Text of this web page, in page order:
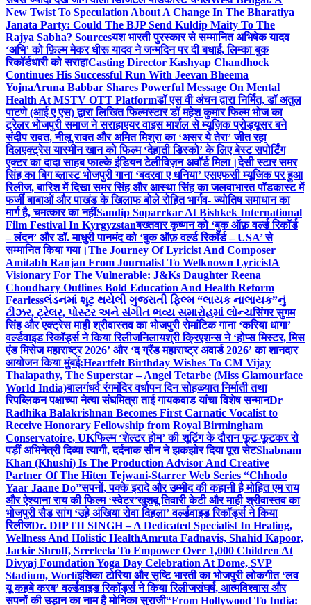
New Twist To Speculation About A Change In The Bharatiya
Janata Party: Could The BJP Send Kuldip Maity To The
Rajya Sabha? Sourcesयश भारती पुरस्कार से सम्मानित अभिषेक यादव
‘अभि’ को फ़िल्म मेकर धीरू यादव ने जन्मदिन पर दी बधाई, लिम्का बुक
रिकॉर्डधारी को सराहाCasting Director Kashyap Chandhock
Continues His Successful Run With Jeevan Bheema
YojnaAruna Babbar Shares Powerful Message On Mental
Health At MSTV OTT Platformडॉ एस वी अंचन द्वारा निर्मित, डॉ अतुल
पाटणे (आई ए एस) द्वारा लिखित फिल्मस्टार डॉ महेश कुमार फिल्म भोज का
ट्रेलर भोजपुरी समाज ने सराहाएयर वाइस मार्शल से म्यूज़िक प्रोड्यूसर बने
संदीप रावत, नीलू रावत और अमित मिश्रा का ‘असर ये तेरा’ जीत रहा
दिलएक्ट्रेस यास्मीन खान को फिल्म ‘देहाती डिस्को’ के लिए बेस्ट सपोर्टिंग
एक्टर का दादा साहब फाल्के इंडियन टेलीविज़न अवॉर्ड मिला।देसी स्टार समर
सिंह का बिग ब्लास्ट भोजपुरी गाना ‘बदरवा ए धनिया’ एसएफसी म्यूजिक पर हुआ
रिलीज, बारिश में दिखा समर सिंह और आस्था सिंह का जलवाभारत पॉडकास्ट में
फर्जी बाबाओं और पाखंड के खिलाफ बोले रोहित भार्गव- ज्योतिष समाधान का
मार्ग है, चमत्कार का नहींSandip Soparrkar At Bishkek International
Film Festival In Kyrgyzstanबख्तवार कृष्णन को ‘बुक ऑफ़ वर्ल्ड रिकॉर्ड
– लंदन’ और डॉ. माधुरी पानमंद को ‘बुक ऑफ़ वर्ल्ड रिकॉर्ड – USA’ से
सम्मानित किया गया।The Journey Of Lyricist And Composer
Amitabh Ranjan From Journalist To Welknown LyricistA
Visionary For The Vulnerable: J&Ks Daughter Reena
Choudhary Outlines Bold Education And Health Reform
Fearlessલંડનમાં શૂટ થયેલી ગુજરાતી ફિલ્મ “લાયક નાલાયક”નું
ટીઝર, ટ્રેલર, પોસ્ટર અને સંગીત ભવ્ય સમારોહમાં લોન્ચसिंगर सुगम
सिंह और एक्ट्रेस माही श्रीवास्तव का भोजपुरी रोमांटिक गाना ‘करिया धागा’
वर्ल्डवाइड रिकॉर्ड्स ने किया रिलीजनिलायश्री क्रिएशन्स ने ‘होप्स मिस्टर, मिस
एंड मिसेज महाराष्ट्र 2026’ और ‘द ग्रैंड महाराष्ट्र अवार्ड 2026’ का शानदार
आयोजन किया मुंबई:Heartfelt Birthday Wishes To CM Vijay
Thalapathy, The Superstar – Angel Tetarbe (Miss Glamourface
World India)बालगंधर्व रंगमंदिर वर्धापन दिन सोहळ्यात निर्माती तथा
रिपब्लिकन पक्षाच्या नेत्या संघमित्रा ताई गायकवाड यांचा विशेष सन्मानDr
Radhika Balakrishnan Becomes First Carnatic Vocalist to
Receive Honorary Fellowship from Royal Birmingham
Conservatoire, UKफिल्म ‘शेल्टर होम’ की शूटिंग के दौरान फूट-फूटकर रो
पड़ीं अभिनेत्री दिव्या त्यागी, दर्दनाक सीन ने झकझोर दिया पूरा सेटShabnam
Khan (Khushi) Is The Production Advisor And Creative
Partner Of The Hiten Tejwani-Starrer Web Series “Chhodo
Yaar Jaane Do”सपनों, पक्के इरादे और उम्मीद की कहानी है मोहित एम राय
और ऐश्याना राय की फिल्म ‘स्वेटर’खुशबू तिवारी केटी और माही श्रीवास्तव का
भोजपुरी सैड सांग ‘उहे अंखिया रोवा दिहला’ वर्ल्डवाइड रिकॉर्ड्स ने किया
रिलीजDr. DIPTII SINGH – A Dedicated Specialist In Healing,
Wellness And Holistic HealthAmruta Fadnavis, Shahid Kapoor,
Jackie Shroff, Sreeleela To Empower Over 1,000 Children At
Divyaj Foundation Yoga Day Celebration At Dome, SVP
Stadium, Worliइशिका टोरिया और सृष्टि भारती का भोजपुरी लोकगीत ‘लव
यू कहबे करब’ वर्ल्डवाइड रिकॉर्ड्स ने किया रिलीजसंघर्ष, आत्मविश्वास और
सपनों की उड़ान का नाम है मोनिका सुराजी“From Hollywood To India: